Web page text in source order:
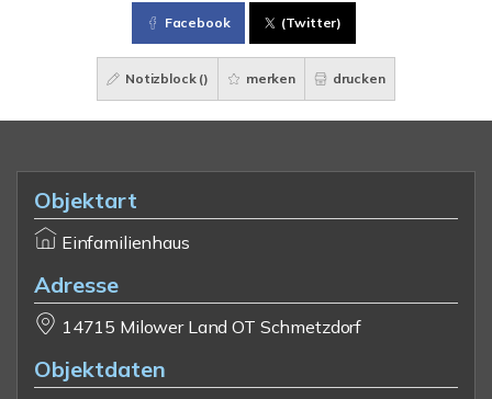
Facebook (Twitter)
Notizblock () merken drucken
Objektart
Einfamilienhaus
Adresse
14715 Milower Land OT Schmetzdorf
Objektdaten